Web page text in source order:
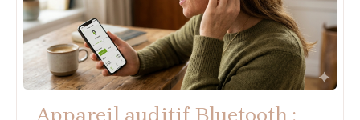
Appareil auditif Bluetooth :